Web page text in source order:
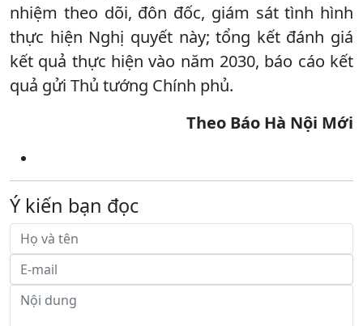
nhiệm theo dõi, đôn đốc, giám sát tình hình
thực hiện Nghị quyết này; tổng kết đánh giá
kết quả thực hiện vào năm 2030, báo cáo kết
quả gửi Thủ tướng Chính phủ.
Theo Báo Hà Nội Mới
Ý kiến bạn đọc